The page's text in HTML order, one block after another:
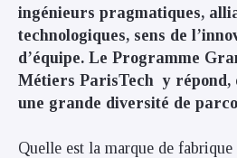
ingénieurs pragmatiques,
technologiques, sens de
d’équipe. Le Programme
Métiers ParisTech y répond,
une grande diversité de
Quelle est la marque de